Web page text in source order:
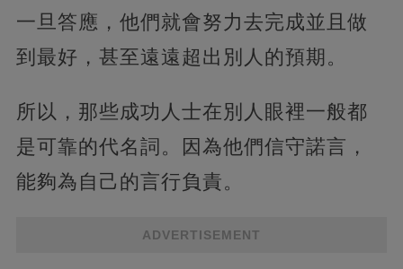
一旦答應，他們就會努力去完成並且做
到最好，甚至遠遠超出別人的預期。
所以，那些成功人士在別人眼裡一般都
是可靠的代名詞。因為他們信守諾言，
能夠為自己的言行負責。
ADVERTISEMENT